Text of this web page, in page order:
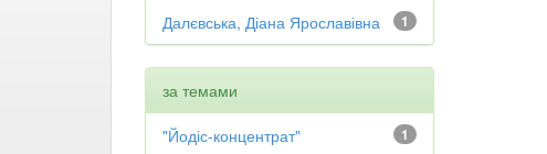
1
Далєвська, Діана Ярославівна
за темами
1
"Йодіс-концентрат"